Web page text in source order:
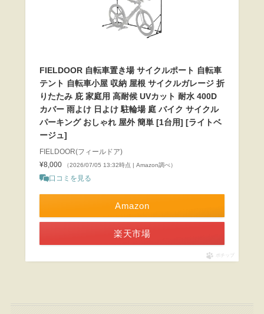
FIELDOOR 自転車置き場 サイクルポート 自転車
テント 自転車小屋 収納 屋根 サイクルガレージ 折
りたたみ 庇 家庭用 高耐候 UVカット 耐水 400D
カバー 雨よけ 日よけ 駐輪場 庭 バイク サイクル
パーキング おしゃれ 屋外 簡単 [1台用] [ライトベ
ージュ]
FIELDOOR(フィールドア)
¥8,000
（2026/07/05 13:32時点 | Amazon調べ）
口コミを見る
Amazon
楽天市場
ポチップ